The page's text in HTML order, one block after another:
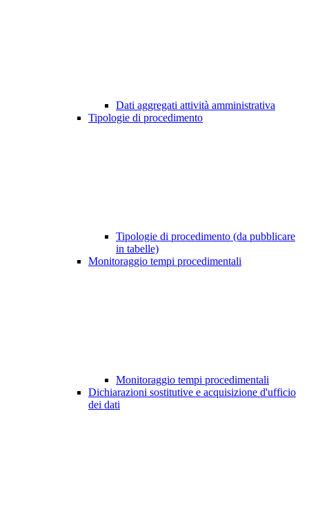
Dati aggregati attività amministrativa
Tipologie di procedimento
Tipologie di procedimento (da pubblicare
in tabelle)
Monitoraggio tempi procedimentali
Monitoraggio tempi procedimentali
Dichiarazioni sostitutive e acquisizione d'ufficio
dei dati